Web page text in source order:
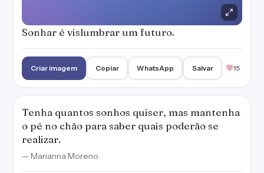
Sonhar é vislumbrar um futuro.
Criar imagem Copiar WhatsApp Salvar 15
Tenha quantos sonhos quiser, mas mantenha
o pé no chão para saber quais poderão se
realizar.
— Marianna Moreno